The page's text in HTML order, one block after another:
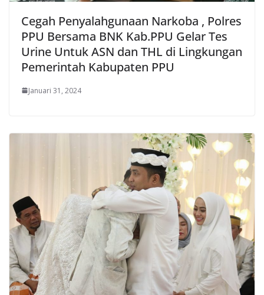
Cegah Penyalahgunaan Narkoba , Polres
PPU Bersama BNK Kab.PPU Gelar Tes
Urine Untuk ASN dan THL di Lingkungan
Pemerintah Kabupaten PPU
Januari 31, 2024